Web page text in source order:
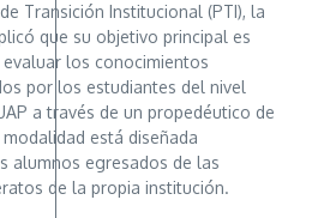
Transición Institucional (PTI), la
que su objetivo principal es
los conocimientos
por los estudiantes del nivel
a través de un propedéutico de
modalidad está diseñada
alumnos egresados de las
de la propia institución.